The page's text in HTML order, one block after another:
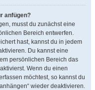
anfügen?
musst du zunächst eine
Bereich entwerfen.
hast, kannst du in jedem
Du kannst eine
persönlichen Bereich das
Wenn du einen
möchtest, so kannst du
wieder deaktivieren.